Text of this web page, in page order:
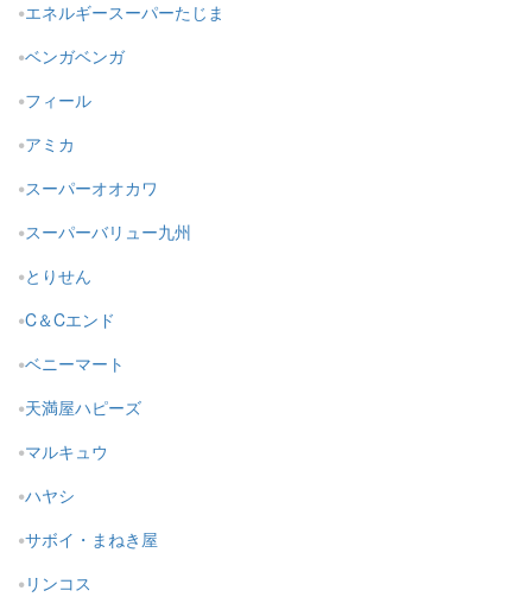
エネルギースーパーたじま
ベンガベンガ
フィール
アミカ
スーパーオオカワ
スーパーバリュー九州
とりせん
C＆Cエンド
ベニーマート
天満屋ハピーズ
マルキュウ
ハヤシ
サボイ・まねき屋
リンコス